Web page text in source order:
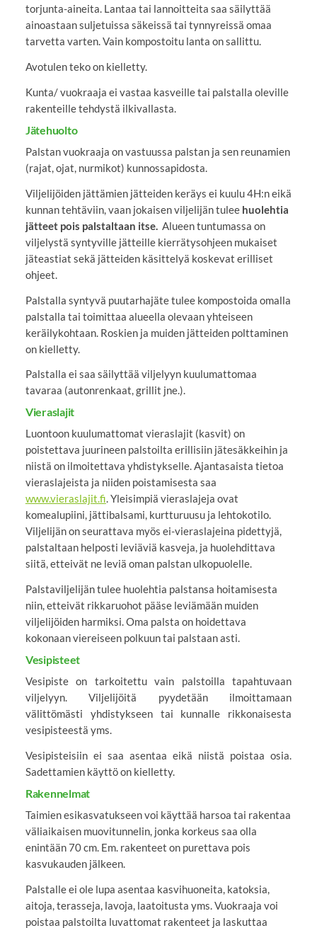
torjunta-aineita. Lantaa tai lannoitteita saa säilyttää
ainoastaan suljetuissa säkeissä tai tynnyreissä omaa
tarvetta varten. Vain kompostoitu lanta on sallittu.
Avotulen teko on kielletty.
Kunta/ vuokraaja ei vastaa kasveille tai palstalla oleville
rakenteille tehdystä ilkivallasta.
Jätehuolto
Palstan vuokraaja on vastuussa palstan ja sen reunamien
(rajat, ojat, nurmikot) kunnossapidosta.
Viljelijöiden jättämien jätteiden keräys ei kuulu 4H:n eikä
kunnan tehtäviin, vaan jokaisen viljelijän tulee huolehtia
jätteet pois palstaltaan itse. Alueen tuntumassa on
viljelystä syntyville jätteille kierrätysohjeen mukaiset
jäteastiat sekä jätteiden käsittelyä koskevat erilliset
ohjeet.
Palstalla syntyvä puutarhajäte tulee kompostoida omalla
palstalla tai toimittaa alueella olevaan yhteiseen
keräilykohtaan. Roskien ja muiden jätteiden polttaminen
on kielletty.
Palstalla ei saa säilyttää viljelyyn kuulumattomaa
tavaraa (autonrenkaat, grillit jne.).
Vieraslajit
Luontoon kuulumattomat vieraslajit (kasvit) on
poistettava juurineen palstoilta erillisiin jätesäkkeihin ja
niistä on ilmoitettava yhdistykselle. Ajantasaista tietoa
vieraslajeista ja niiden poistamisesta saa
www.vieraslajit.fi. Yleisimpiä vieraslajeja ovat
komealupiini, jättibalsami, kurtturuusu ja lehtokotilo.
Viljelijän on seurattava myös ei-vieraslajeina pidettyjä,
palstaltaan helposti leviäviä kasveja, ja huolehdittava
siitä, etteivät ne leviä oman palstan ulkopuolelle.
Palstaviljelijän tulee huolehtia palstansa hoitamisesta
niin, etteivät rikkaruohot pääse leviämään muiden
viljelijöiden harmiksi. Oma palsta on hoidettava
kokonaan viereiseen polkuun tai palstaan asti.
Vesipisteet
Vesipiste on tarkoitettu vain palstoilla tapahtuvaan
viljelyyn. Viljelijöitä pyydetään ilmoittamaan
välittömästi yhdistykseen tai kunnalle rikkonaisesta
vesipisteestä yms.
Vesipisteisiin ei saa asentaa eikä niistä poistaa osia.
Sadettamien käyttö on kielletty.
Rakennelmat
Taimien esikasvatukseen voi käyttää harsoa tai rakentaa
väliaikaisen muovitunnelin, jonka korkeus saa olla
enintään 70 cm. Em. rakenteet on purettava pois
kasvukauden jälkeen.
Palstalle ei ole lupa asentaa kasvihuoneita, katoksia,
aitoja, terasseja, lavoja, laatoitusta yms. Vuokraaja voi
poistaa palstoilta luvattomat rakenteet ja laskuttaa